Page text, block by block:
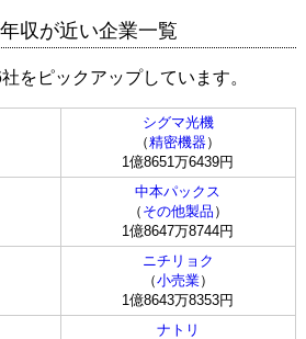
収が近い企業一覧
をピックアップしています。
シグマ光機
（精密機器）
1億8651万6439円
中本パックス
（ その他製品 ）
1億8647万8744円
ニチリョク
（小売業）
1億8643万8353円
ナトリ